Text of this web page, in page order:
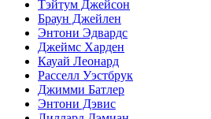
Тэйтум Джейсон
Браун Джейлен
Энтони Эдвардс
Джеймс Харден
Кауай Леонард
Расселл Уэстбрук
Джимми Батлер
Энтони Дэвис